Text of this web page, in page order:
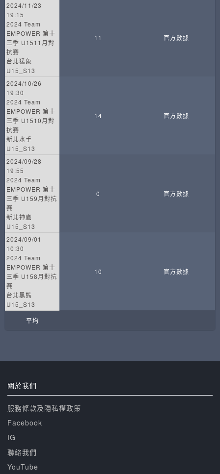
2024/11/23
19:15
2024 Team
EMPOWER 第十
三季 U1511月對
抗賽
台北猛象
U15_S13
11 官方數據
2024/10/26
19:30
2024 Team
EMPOWER 第十
三季 U1510月對
抗賽
新北水手
U15_S13
14 官方數據
2024/09/28
19:55
2024 Team
EMPOWER 第十
三季 U159月對抗
賽
新北神鷹
U15_S13
0 官方數據
2024/09/01
10:30
2024 Team
EMPOWER 第十
三季 U158月對抗
賽
台北黑熊
U15_S13
10 官方數據
平均
關於我們
服務條款及隱私權政策
Facebook
IG
聯絡我們
YouTube